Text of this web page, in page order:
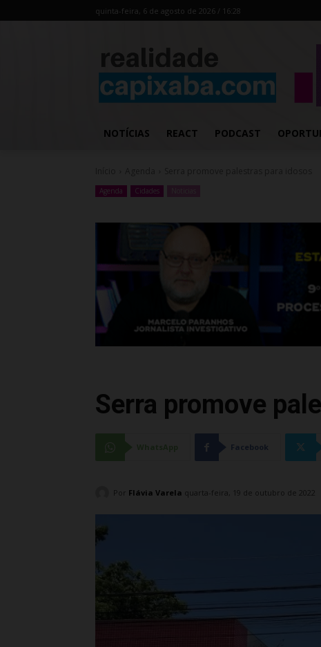
quinta-feira, 6 de agosto de 2026 / 16:28
NOTÍCIAS REACT PODCAST
Agenda Cidades
Serra promove
Facebook
Por Flávia Varela quarta-feira, 19 de outubro de 2022